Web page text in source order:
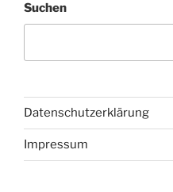
Suchen
Datenschutzerklärung
Impressum